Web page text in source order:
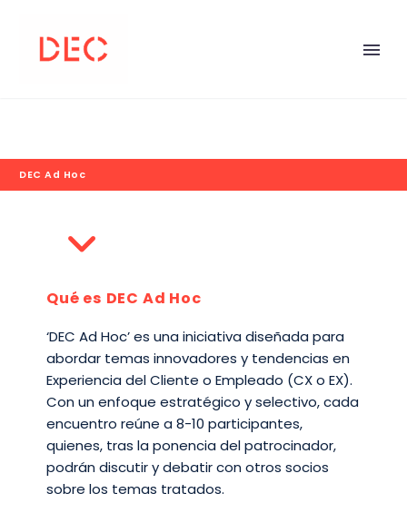
DEC Ad Hoc
Qué es DEC Ad Hoc
‘DEC Ad Hoc’ es una iniciativa diseñada para
abordar temas innovadores y tendencias en
Experiencia del Cliente o Empleado (CX o EX).
Con un enfoque estratégico y selectivo, cada
encuentro reúne a 8-10 participantes,
quienes, tras la ponencia del patrocinador,
podrán discutir y debatir con otros socios
sobre los temas tratados.